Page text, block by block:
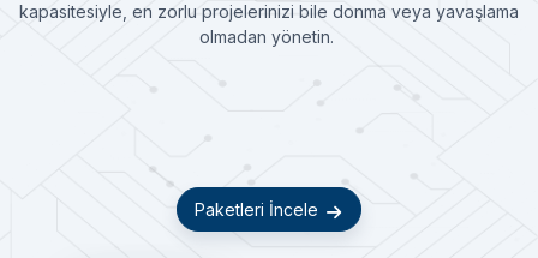
kapasitesiyle, en zorlu projelerinizi bile donma veya yavaşlama
olmadan yönetin.
Paketleri İncele